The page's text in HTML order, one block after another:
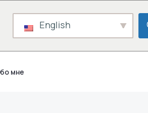
English
мне